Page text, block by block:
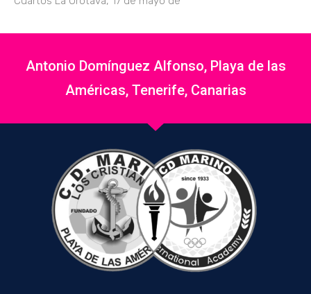
Antonio Domínguez Alfonso, Playa de las
Américas, Tenerife, Canarias